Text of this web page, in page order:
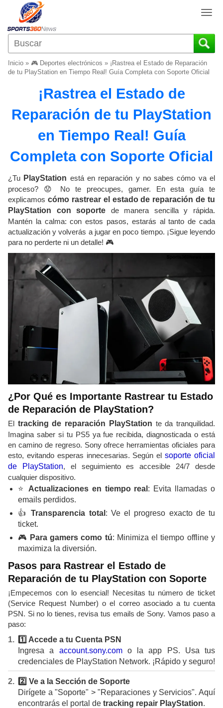
T
g
g
e
i
i
n
Inicio » 🎮 Deportes electrónicos » ¡Rastrea el Estado de Reparación
de tu PlayStation en Tiempo Real! Guía Completa con Soporte Oficial
¡Rastrea el Estado de
Reparación de tu PlayStation
en Tiempo Real! Guía
Completa con Soporte Oficial
¿Tu PlayStation está en reparación y no sabes cómo va el
proceso? 😟 No te preocupes, gamer. En esta guía te
explicamos cómo rastrear el estado de reparación de tu
PlayStation con soporte de manera sencilla y rápida.
Mantén la calma: con estos pasos, estarás al tanto de cada
actualización y volverás a jugar en poco tiempo. ¡Sigue leyendo
para no perderte ni un detalle! 🎮
¿Por Qué es Importante Rastrear tu Estado
de Reparación de PlayStation?
El tracking de reparación PlayStation te da tranquilidad.
Imagina saber si tu PS5 ya fue recibida, diagnosticada o está
en camino de regreso. Sony ofrece herramientas oficiales para
esto, evitando esperas innecesarias. Según elsoporte oficial
de PlayStation, el seguimiento es accesible 24/7 desde
cualquier dispositivo.
⭐ Actualizaciones en tiempo real : Evita llamadas o
emails perdidos.
👍Transparencia total : Ve el progreso exacto de tu
ticket.
🎮 Para gamers como tú: Minimiza el tiempo offline y
maximiza la diversión.
Pasos para Rastrear el Estado de
Reparación de tu PlayStation con Soporte
¡Empecemos con lo esencial! Necesitas tu número de ticket
(Service Request Number) o el correo asociado a tu cuenta
PSN. Si no lo tienes, revisa tus emails de Sony. Vamos paso a
paso:
1️⃣ Accede a tu Cuenta PSN
Ingresa a account.sony.como la app PS. Usa tus
credenciales de PlayStation Network. ¡Rápido y seguro!
2️⃣ Ve a la Sección de Soporte
Dirígete a "Soporte" > "Reparaciones y Servicios". Aquí
encontrarás el portal de tracking repair PlayStation.